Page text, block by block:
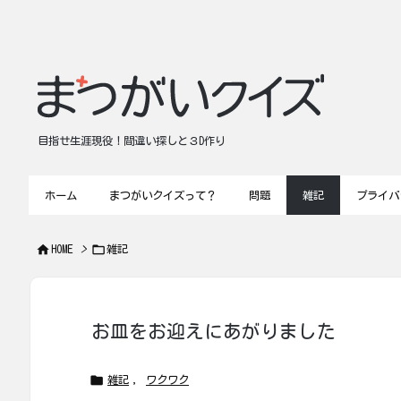
目指せ生涯現役！間違い探しと３D作り
ホーム まつがいクイズって？ 問題 雑記 プライ
 HOME > 雑記
お皿をお迎えにあがりました
 雑記 , ワクワク